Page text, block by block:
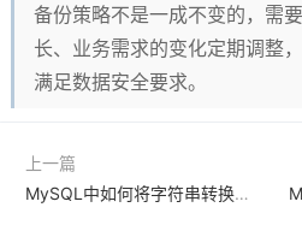
备份策略不是一成不变的，需
长、业务需求的变化定期调整
满足数据安全要求。
上一篇
MySQL中如何将字符串转换为数字